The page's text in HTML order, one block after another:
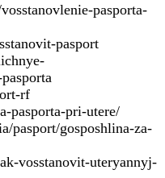
pasporta-
pasport
rf
pasporta-pri-utere/
pasport/gosposhlina-za-
vosstanovit-uteryannyj-